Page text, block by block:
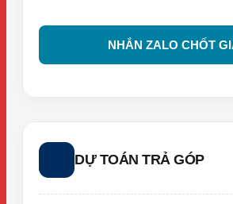
NHẮN ZALO CHỐT
DỰ TOÁN TRẢ GÓP